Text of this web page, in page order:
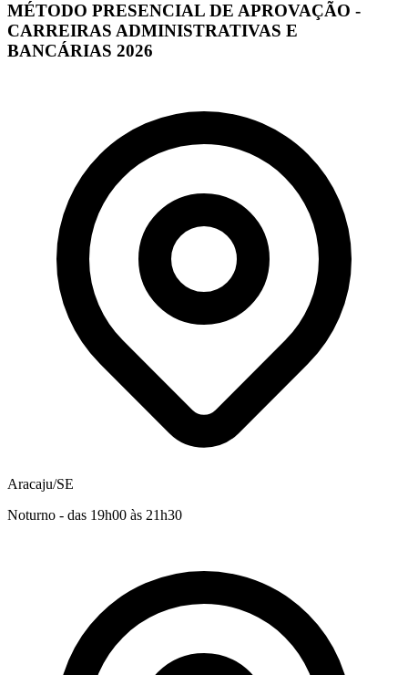
MÉTODO PRESENCIAL DE APROVAÇÃO -
CARREIRAS ADMINISTRATIVAS E
BANCÁRIAS 2026
Aracaju/SE
Noturno - das 19h00 às 21h30